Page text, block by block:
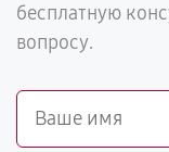
бесплатную
вопросу.